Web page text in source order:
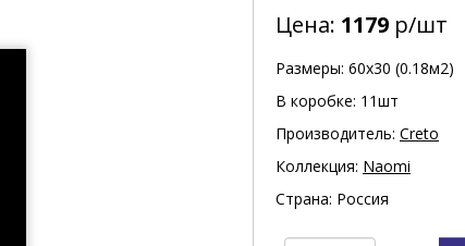
Цена: 1179 р/шт
Размеры: 60х30 (0.18м2)
В коробке: 11шт
Производитель: Creto
Коллекция: Naomi
Страна: Россия